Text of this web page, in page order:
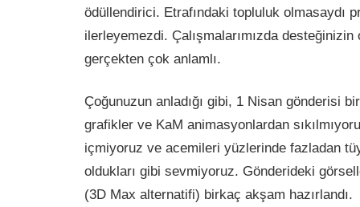
ödüllendirici. Etrafındaki topluluk olmasaydı
ilerleyemezdi. Çalışmalarımızda
gerçekten çok anlamlı.
Çoğunuzun anladığı gibi, 1 Nisan gönderisi
grafikler ve KaM animasyonlardan
içmiyoruz ve acemileri yüzlerinde fazladan
oldukları gibi sevmiyoruz. Gönderideki
(3D Max alternatifi) birkaç akşam hazırlandı.